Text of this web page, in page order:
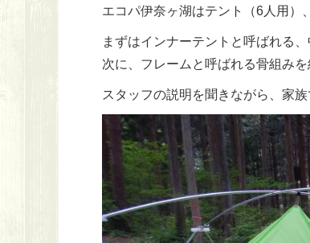
エコパ伊奈ヶ湖はテント（6人用）
まずはインナーテントと呼ばれる
次に、フレームと呼ばれる骨組みを
スタッフの説明を聞きながら、家族